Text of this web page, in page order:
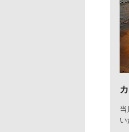
当
い